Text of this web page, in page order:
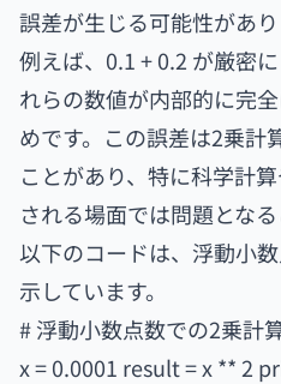
誤差が生じる可能性があり
例えば、0.1 + 0.2 が厳密
れらの数値が内部的に完
めです。この誤差は2乗計
ことがあり、特に科学計
される場面では問題となる
以下のコードは、浮動小
示しています。
# 浮動小数点数での2乗計
x = 0.0001 result = x ** 2